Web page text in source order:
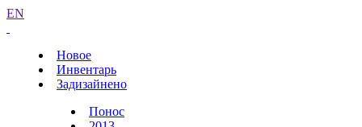
EN
Новое
Инвентарь
Задизайнено
Понос